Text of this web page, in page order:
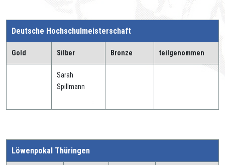
Deutsche Hochschulmeisterschaft
Gold Silber Bronze teilgenommen
Sarah
Spillmann
Löwenpokal Thüringen